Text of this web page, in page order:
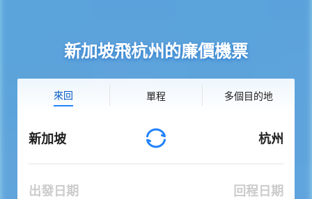
新加坡飛杭州的廉價機票
來回 單程 多個目的地
新加坡 杭州
出發日期 回程日期